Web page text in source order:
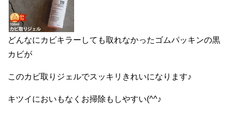
どんなにカビキラーしても取れなかったゴムパッキンの黒
カビが
このカビ取りジェルでスッキリきれいになります♪
キツイにおいもなくお掃除もしやすい(^^♪